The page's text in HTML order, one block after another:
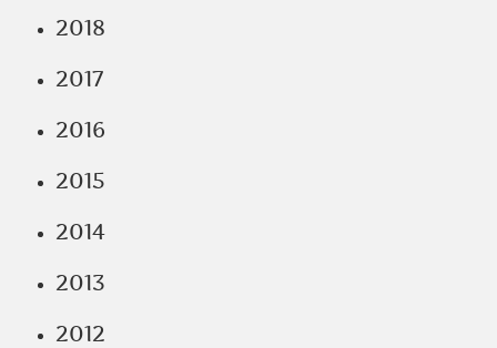
2018
2017
2016
2015
2014
2013
2012